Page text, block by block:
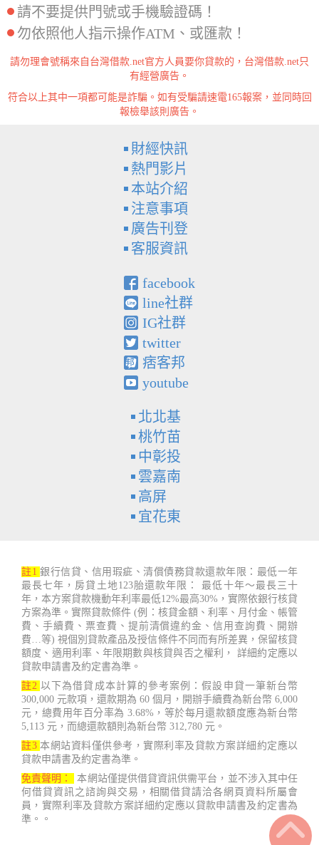
請不要提供門號或手機驗證碼！
勿依照他人指示操作ATM、或匯款！
請勿理會號稱來自台灣借款.net官方人員要你貸款的，台灣借款.net只
有經營廣告。
符合以上其中一項都可能是詐騙。如有受騙請速電165報案，並同時回
報檢舉該則廣告。
財經快訊
熱門影片
本站介紹
注意事項
廣告刊登
客服資訊
facebook
line社群
IG社群
twitter
痞客邦
youtube
北北基
桃竹苗
中彰投
雲嘉南
高屏
宜花東
註1 銀行信貸、信用瑕疵、清償債務貸款還款年限：最低一年
最長七年，房貸土地123胎還款年限： 最低十年～最長三十
年，本方案貸款機動年利率最低12%最高30%，實際依銀行核貸
方案為準。實際貸款條件 (例：核貸金額、利率、月付金、帳管
費、手續費、票查費、提前清償違約金、信用查詢費、開辦
費…等) 視個別貸款產品及授信條件不同而有所差異，保留核貸
額度、適用利率、年限期數與核貸與否之權利， 詳細約定應以
貸款申請書及約定書為準。
註2 以下為借貸成本計算的參考案例：假設申貸一筆新台幣
300,000 元款項，還款期為 60 個月，開辦手續費為新台幣 6,000
元，總費用年百分率為 3.68%，等於每月還款額度應為新台幣
5,113 元，而總還款額則為新台幣 312,780 元。
註3 本網站資料僅供參考，實際利率及貸款方案詳細約定應以
貸款申請書及約定書為準。
免責聲明：
本網站僅提供借貸資訊供需平台，並不涉入其中任
何借貸資訊之諮詢與交易，相關借貸請洽各網頁資料所屬會
員，實際利率及貸款方案詳細約定應以貸款申請書及約定書為
準。。